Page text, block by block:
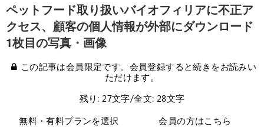
ペットフード取り扱いバイオフィリアに不正ア
クセス、顧客の個人情報が外部にダウンロード
1枚目の写真・画像
この記事は会員限定です。会員登録すると続きをお読みい
ただけます。
残り: 27文字/全文: 28文字
無料・有料プランを選択
会員の方はこちら